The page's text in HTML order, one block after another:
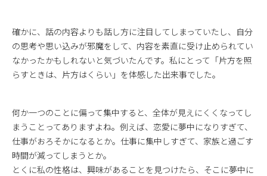
確かに、話の内容よりも話し方に注目してしまっていたし、自分
の思考や思い込みが邪魔をして、内容を素直に受け止められてい
なかったかもしれないと気づいたんです。私にとって「片方を照
らすときは、片方はくらい」を体感した出来事でした。
何か一つのことに偏って集中すると、全体が見えにくくなってし
まうことってありますよね。例えば、恋愛に夢中になりすぎて、
仕事がおろそかになるとか。仕事に集中しすぎて、家族と過ごす
時間が減ってしまうとか。
とくに私の性格は、興味があることを見つけたら、そこに夢中に